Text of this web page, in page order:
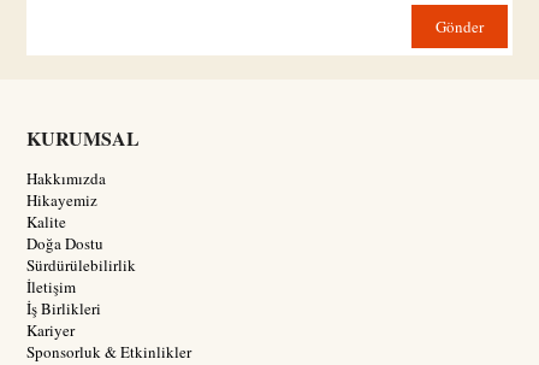
Gönder
KURUMSAL
Hakkımızda
Hikayemiz
Kalite
Doğa Dostu
Sürdürülebilirlik
İletişim
İş Birlikleri
Kariyer
Sponsorluk & Etkinlikler